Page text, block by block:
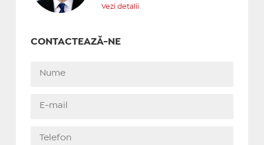
Vezi detalii
CONTACTEAZĂ-NE